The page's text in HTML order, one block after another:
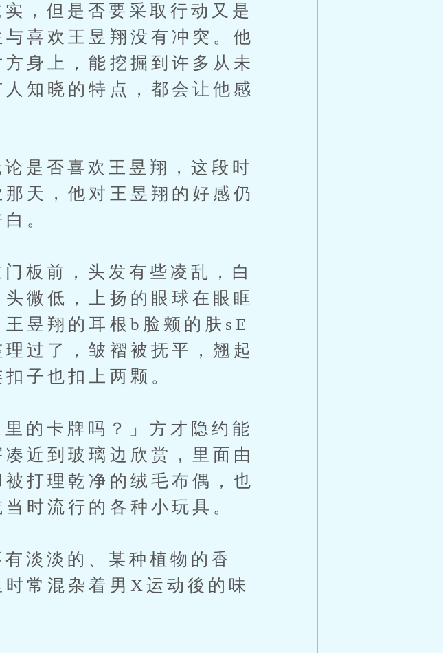
但是否要采取行动又是
喜欢王昱翔没有冲突。他
身上，能挖掘到许多从未
知晓的特点，都会让他感
否喜欢王昱翔，这段时
天，他对王昱翔的好感仍
。
前，头发有些凌乱，白
微低，上扬的眼球在眼眶
昱翔的耳根b脸颊的肤sE
过了，皱褶被抚平，翘起
子也扣上两颗。
卡牌吗？」方才隐约能
近到玻璃边欣赏，里面由
打理乾净的绒毛布偶，也
时流行的各种小玩具。
淡的、某种植物的香
常混杂着男X运动後的味